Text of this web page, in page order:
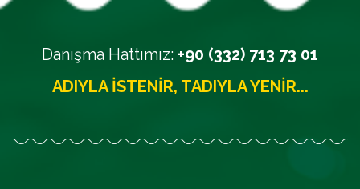
Danışma Hattımız: +90 (332) 713 73 01
ADIYLA İSTENIR, TADIYLA YENIR...